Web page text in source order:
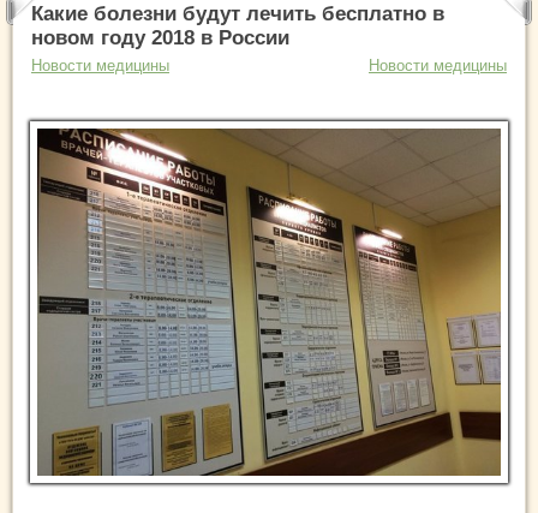
Какие болезни будут лечить бесплатно в
новом году 2018 в России
Новости медицины Новости медицины